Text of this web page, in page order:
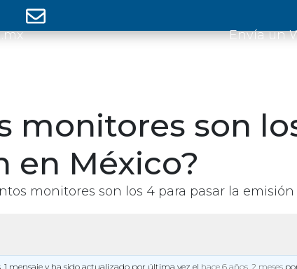
Envía un
monitores son
en México?
monitores son los 4 para pasar la emisión
1 mensaje y ha sido actualizado por última vez el hace 6 años, 2 meses